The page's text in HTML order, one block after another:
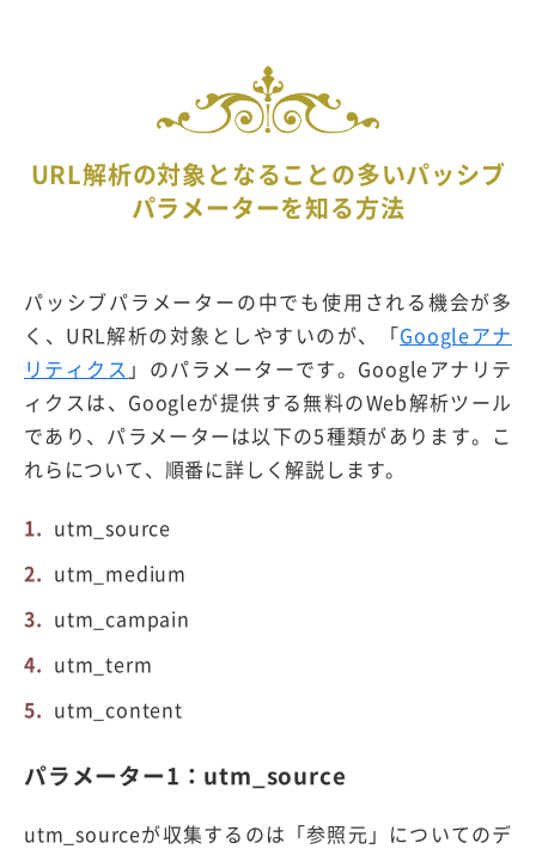
URL解析の対象となることの多いパッシブ
パラメーターを知る方法
パッシブパラメーターの中でも使用される機会が多
く、URL解析の対象としやすいのが、「Googleアナ
リティクス 」のパラメーターです。Googleアナリテ
ィクスは、Googleが提供する無料のWeb解析ツール
であり、パラメーターは以下の5種類があります。こ
れらについて、順番に詳しく解説します。
utm_source
utm_medium
utm_campain
utm_term
utm_content
パラメーター1：utm_source
utm_sourceが収集するのは「参照元」についてのデ